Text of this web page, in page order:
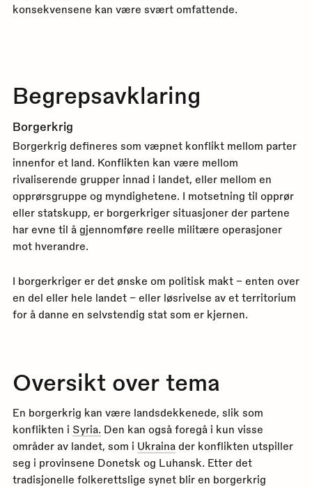
konsekvensene kan være svært omfattende.
Begrepsavklaring
Borgerkrig
Borgerkrig defineres som væpnet konflikt mellom parter
innenfor et land. Konflikten kan være mellom
rivaliserende grupper innad i landet, eller mellom en
opprørsgruppe og myndighetene. I motsetning til opprør
eller statskupp, er borgerkriger situasjoner der partene
har evne til å gjennomføre reelle militære operasjoner
mot hverandre.
I borgerkriger er det ønske om politisk makt – enten over
en del eller hele landet – eller løsrivelse av et territorium
for å danne en selvstendig stat som er kjernen.
Oversikt over tema
En borgerkrig kan være landsdekkenede, slik som
konflikten i Syria. Den kan også foregå i kun visse
områder av landet, som i Ukrainader konflikten utspiller
seg i provinsene Donetsk og Luhansk. Etter det
tradisjonelle folkerettslige synet blir en borgerkrig